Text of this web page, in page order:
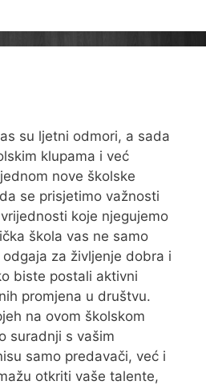
su ljetni odmori, a sada
klupama i već
nove školske
se prisjetimo važnosti
koje njegujemo
škola vas ne samo
za življenje dobra i
biste postali aktivni
promjena u društvu.
na ovom školskom
suradnji s vašim
samo predavači, već i
otkriti vaše talente,